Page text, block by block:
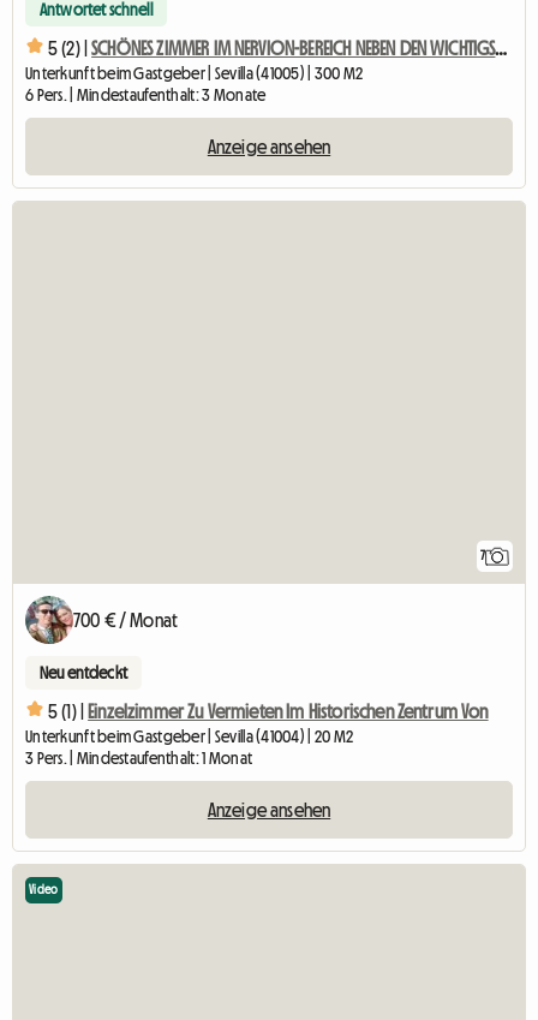
Antwortet schnell
5 (2) | SCHÖNES ZIMMER IM NERVION-BEREICH NEBEN DEN WICHTIGSTEN UNIVERSITÄTEN
Unterkunft beim Gastgeber | Sevilla (41005) | 300 M2
6 Pers. | Mindestaufenthalt: 3 Monate
Anzeige ansehen
7
700 € / Monat
Neu entdeckt
5 (1) | Einzelzimmer Zu Vermieten Im Historischen Zentrum Von
Unterkunft beim Gastgeber | Sevilla (41004) | 20 M2
3 Pers. | Mindestaufenthalt: 1 Monat
Anzeige ansehen
Video